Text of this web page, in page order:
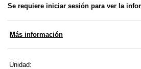
Se requiere iniciar sesión para ver la
Más información
Unidad: